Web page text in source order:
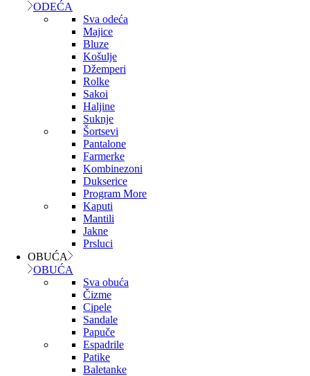
ODEĆA
Sva odeća
Majice
Bluze
Košulje
Džemperi
Rolke
Sakoi
Haljine
Suknje
Šortsevi
Pantalone
Farmerke
Kombinezoni
Dukserice
Program More
Kaputi
Mantili
Jakne
Prsluci
OBUĆA
OBUĆA
Sva obuća
Čizme
Cipele
Sandale
Papuče
Espadrile
Patike
Baletanke